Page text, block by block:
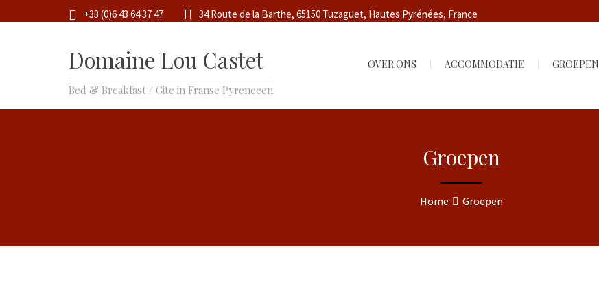
+33 (0)6 43 64 37 47 34 Route de la Barthe, 65150 Tuzaguet, Hautes Pyrénées, France
Domaine Lou Castet
Bed & Breakfast / Gite in Franse Pyreneeen
OVER ONS ACCOMMODATIE GROEPEN
Groepen
Home Groepen